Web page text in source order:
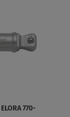
770-